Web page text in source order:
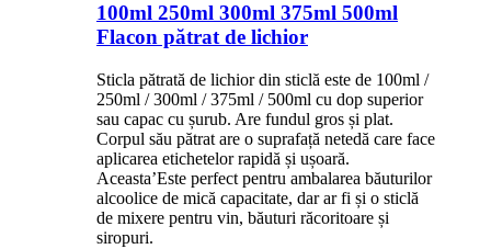
100ml 250ml 300ml 375ml 500ml
Flacon pătrat de lichior
Sticla pătrată de lichior din sticlă este de 100ml /
250ml / 300ml / 375ml / 500ml cu dop superior
sau capac cu șurub. Are fundul gros și plat.
Corpul său pătrat are o suprafață netedă care face
aplicarea etichetelor rapidă și ușoară.
Aceasta’Este perfect pentru ambalarea băuturilor
alcoolice de mică capacitate, dar ar fi și o sticlă
de mixere pentru vin, băuturi răcoritoare și
siropuri.